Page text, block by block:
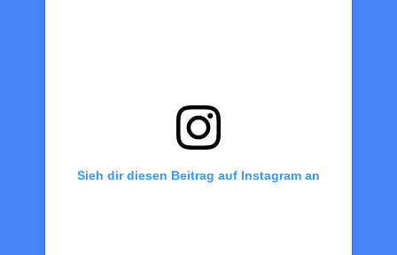
Sieh dir diesen Beitrag auf Instagram an